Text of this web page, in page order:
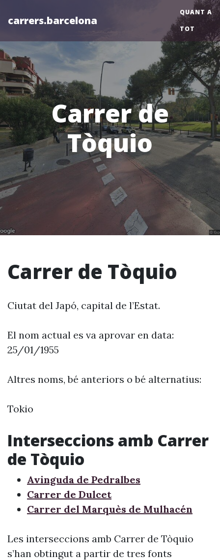
carrers.barcelona
QUANT A
TOT
Carrer de
Tòquio
Carrer de Tòquio
Ciutat del Japó, capital de l’Estat.
El nom actual es va aprovar en data:
25/01/1955
Altres noms, bé anteriors o bé alternatius:
Tokio
Interseccions amb Carrer
de Tòquio
Avinguda de Pedralbes
Carrer de Dulcet
Carrer del Marquès de Mulhacén
Les interseccions amb Carrer de Tòquio
s’han obtingut a partir de tres fonts